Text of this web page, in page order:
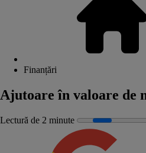
Finanțări
Ajutoare în valoare de
Lectură de 2 minute